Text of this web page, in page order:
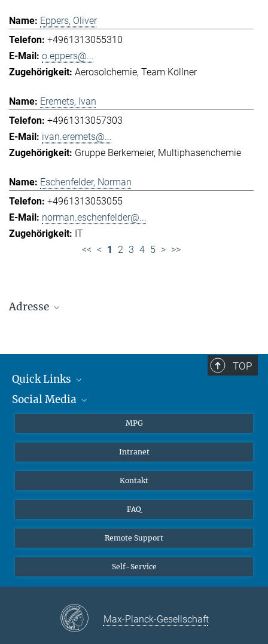
Eppers, Oliver
+4961313055310
o.eppers@...
Aerosolchemie Team Köllner
Eremets, Ivan
+4961313057303
ivan.eremets@...
Gruppe Berkemeier Multiphasenchemie
Eschenfelder, Norman
+4961313053055
norman.eschenfelder@...
IT
<< < 1 2 3 4 5 > >>
Adresse
+49 6131 305-1309
Hahn-Meitner-Weg 1, 55128 Mainz
TOP
Quick Links
Journalisten
Alumni
Social Media
Facebook
Instagram
YouTube
MPG
Intranet
Kontakt
FAQ
Remote Support
Self-Service
Max-Planck-Gesellschaft